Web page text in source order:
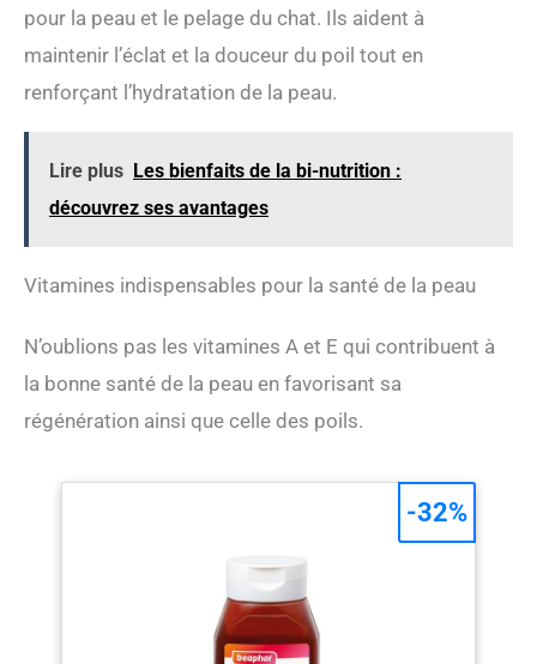
pour la peau et le pelage du chat. Ils aident à
maintenir l’éclat et la douceur du poil tout en
renforçant l’hydratation de la peau.
Lire plus Les bienfaits de la bi-nutrition :
découvrez ses avantages
Vitamines indispensables pour la santé de la peau
N’oublions pas les vitamines A et E qui contribuent à
la bonne santé de la peau en favorisant sa
régénération ainsi que celle des poils.
-32%